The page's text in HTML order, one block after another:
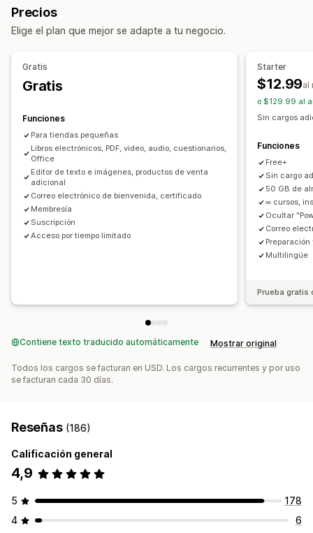
Gestión de descargas
Entrega de correo electrónico
Subida masiva
Descargas ilimitadas
Alojado de forma externa
Enlaces personalizados
Almacenamiento S3 de Amazon
Código de acceso
Encriptación de archivo
Protección con contraseña
Marcas de agua
Precios
Elige el plan que mejor se adapte a tu negocio.
Gratis
Gratis
Funciones
Para tiendas pequeñas
Libros electrónicos, PDF, video, audio, cuestionarios,
Office
Editor de texto e imágenes, productos de venta
adicional
Correo electrónico de bienvenida, certificado
Membresía
Suscripción
Acceso por tiempo limitado
Starter
$12.99al
o $129.99 al
Sin cargos
Funciones
Free+
Sin cargo
50 GB de
∞ cursos,
Ocultar
Correo
Multilingüe
Prueba gratis
Contiene texto traducido automáticamente Mostrar original
Todos los cargos se facturan en USD. Los cargos recurrentes y por uso
se facturan cada 30 días.
Reseñas (186)
Calificación general
4,9
5
178
4
6